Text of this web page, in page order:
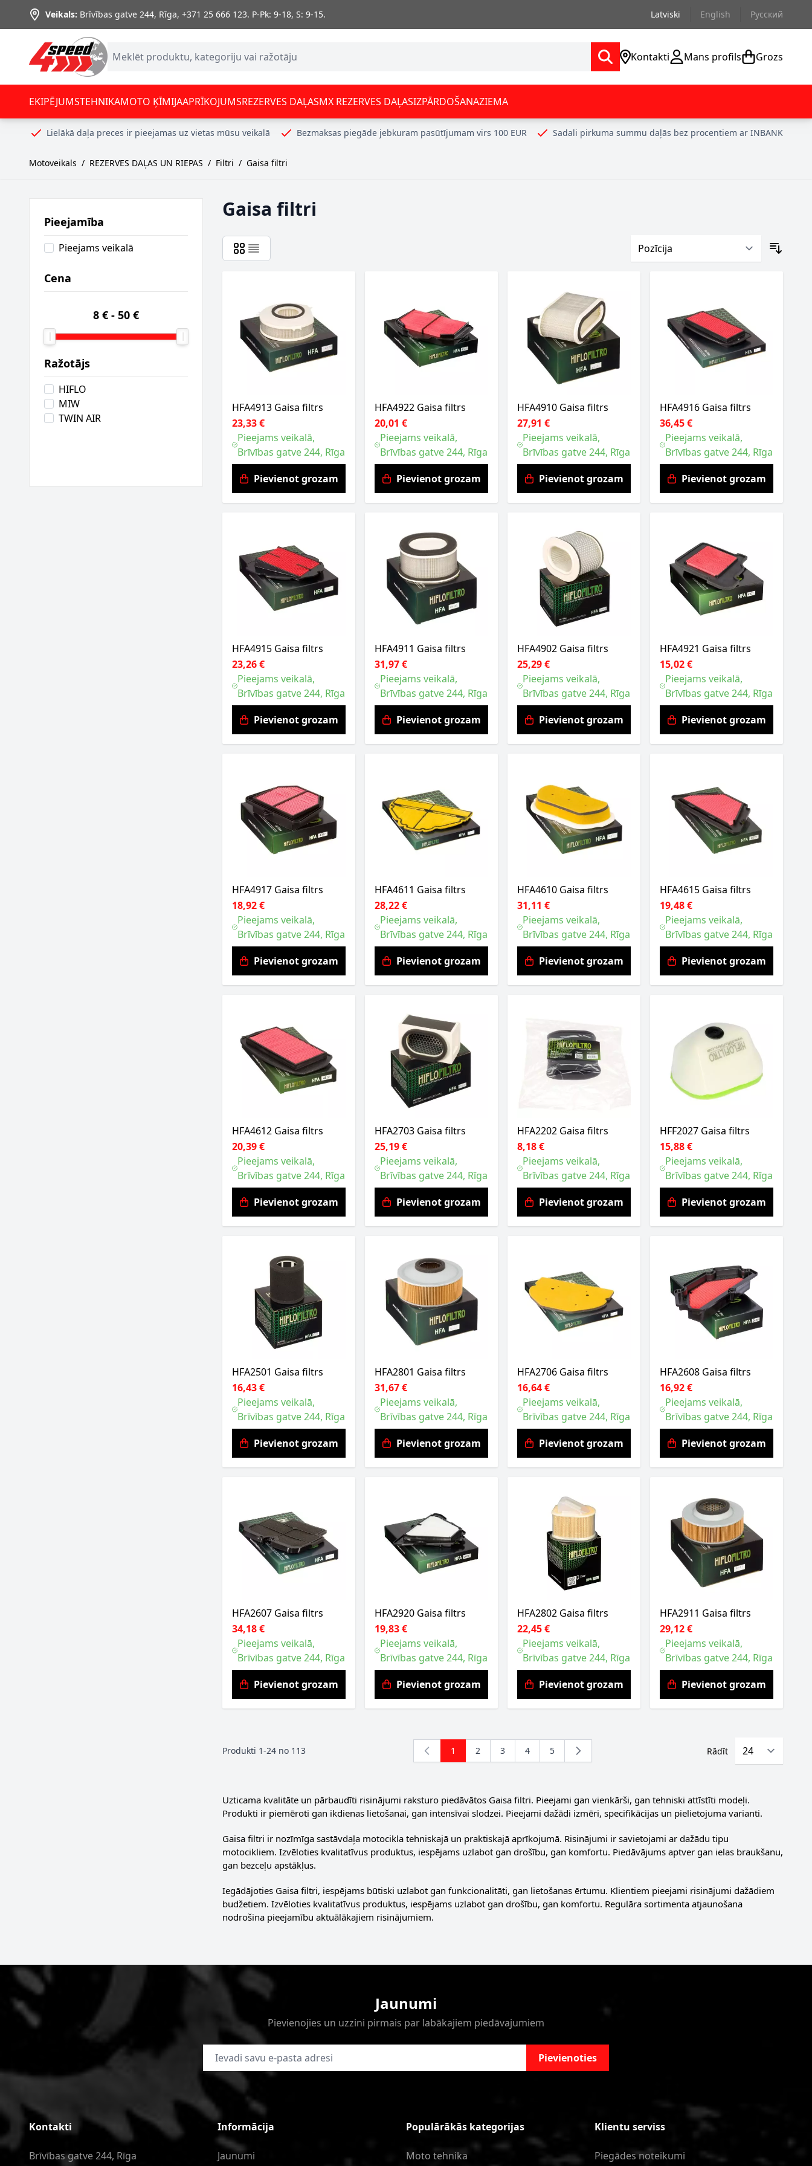
Skip to Content
Veikals: Brīvības gatve 244, Rīga, +371 25 666 123. P-Pk: 9-18, S: 9-15. Latviski English Русский
Kontakti Mans profils Grozs
EKIPĒJUMSTEHNIKAMOTO ĶĪMIJAAPRĪKOJUMSREZERVES DAĻASMX REZERVES DAĻASIZPĀRDOŠANAZIEMA
Lielākā daļa preces ir pieejamas uz vietas mūsu veikalā Bezmaksas piegāde jebkuram pasūtījumam virs 100 EUR Sadali pirkuma summu daļās bez procentiem ar INBANK
Motoveikals / REZERVES DAĻAS UN RIEPAS / Filtri / Gaisa filtri
Pieejamība
Pieejams veikalā
Cena
8 € - 50 €
Ražotājs
HIFLO
MIW
TWIN AIR
Gaisa filtri
HFA4913 Gaisa filtrs
23,33 €
Pieejams veikalā,
Brīvības gatve 244, Rīga
Pievienot grozam
HFA4922 Gaisa filtrs
20,01 €
Pieejams veikalā,
Brīvības gatve 244, Rīga
Pievienot grozam
HFA4910 Gaisa filtrs
27,91 €
Pieejams veikalā,
Brīvības gatve 244, Rīga
Pievienot grozam
HFA4916 Gaisa filtrs
36,45 €
Pieejams veikalā,
Brīvības gatve 244, Rīga
Pievienot grozam
HFA4915 Gaisa filtrs
23,26 €
Pieejams veikalā,
Brīvības gatve 244, Rīga
Pievienot grozam
HFA4911 Gaisa filtrs
31,97 €
Pieejams veikalā,
Brīvības gatve 244, Rīga
Pievienot grozam
HFA4902 Gaisa filtrs
25,29 €
Pieejams veikalā,
Brīvības gatve 244, Rīga
Pievienot grozam
HFA4921 Gaisa filtrs
15,02 €
Pieejams veikalā,
Brīvības gatve 244, Rīga
Pievienot grozam
HFA4917 Gaisa filtrs
18,92 €
Pieejams veikalā,
Brīvības gatve 244, Rīga
Pievienot grozam
HFA4611 Gaisa filtrs
28,22 €
Pieejams veikalā,
Brīvības gatve 244, Rīga
Pievienot grozam
HFA4610 Gaisa filtrs
31,11 €
Pieejams veikalā,
Brīvības gatve 244, Rīga
Pievienot grozam
HFA4615 Gaisa filtrs
19,48 €
Pieejams veikalā,
Brīvības gatve 244, Rīga
Pievienot grozam
HFA4612 Gaisa filtrs
20,39 €
Pieejams veikalā,
Brīvības gatve 244, Rīga
Pievienot grozam
HFA2703 Gaisa filtrs
25,19 €
Pieejams veikalā,
Brīvības gatve 244, Rīga
Pievienot grozam
HFA2202 Gaisa filtrs
8,18 €
Pieejams veikalā,
Brīvības gatve 244, Rīga
Pievienot grozam
HFF2027 Gaisa filtrs
15,88 €
Pieejams veikalā,
Brīvības gatve 244, Rīga
Pievienot grozam
HFA2501 Gaisa filtrs
16,43 €
Pieejams veikalā,
Brīvības gatve 244, Rīga
Pievienot grozam
HFA2801 Gaisa filtrs
31,67 €
Pieejams veikalā,
Brīvības gatve 244, Rīga
Pievienot grozam
HFA2706 Gaisa filtrs
16,64 €
Pieejams veikalā,
Brīvības gatve 244, Rīga
Pievienot grozam
HFA2608 Gaisa filtrs
16,92 €
Pieejams veikalā,
Brīvības gatve 244, Rīga
Pievienot grozam
HFA2607 Gaisa filtrs
34,18 €
Pieejams veikalā,
Brīvības gatve 244, Rīga
Pievienot grozam
HFA2920 Gaisa filtrs
19,83 €
Pieejams veikalā,
Brīvības gatve 244, Rīga
Pievienot grozam
HFA2802 Gaisa filtrs
22,45 €
Pieejams veikalā,
Brīvības gatve 244, Rīga
Pievienot grozam
HFA2911 Gaisa filtrs
29,12 €
Pieejams veikalā,
Brīvības gatve 244, Rīga
Pievienot grozam
Produkti 1-24 no 113 You're currently reading page
1 Lapa
2 Lapa
3 Lapa
4 Lapa
5 Rādīt
Uzticama kvalitāte un pārbaudīti risinājumi raksturo piedāvātos Gaisa filtri. Pieejami gan vienkārši, gan tehniski attīstīti modeļi.
Produkti ir piemēroti gan ikdienas lietošanai, gan intensīvai slodzei. Pieejami dažādi izmēri, specifikācijas un pielietojuma varianti.
Gaisa filtri ir nozīmīga sastāvdaļa motocikla tehniskajā un praktiskajā aprīkojumā. Risinājumi ir savietojami ar dažādu tipu
motocikliem. Izvēloties kvalitatīvus produktus, iespējams uzlabot gan drošību, gan komfortu. Piedāvājums aptver gan ielas braukšanu,
gan bezceļu apstākļus.
Iegādājoties Gaisa filtri, iespējams būtiski uzlabot gan funkcionalitāti, gan lietošanas ērtumu. Klientiem pieejami risinājumi dažādiem
budžetiem. Izvēloties kvalitatīvus produktus, iespējams uzlabot gan drošību, gan komfortu. Regulāra sortimenta atjaunošana
nodrošina pieejamību aktuālākajiem risinājumiem.
Jaunumi
Pievienojies un uzzini pirmais par labākajiem piedāvajumiem
E-pasta adrese Pievienoties
Kontakti
Brīvības gatve 244, Rīga
Informācija
Jaunumi
Populārākās kategorijas
Moto tehnika
Klientu serviss
Piegādes noteikumi